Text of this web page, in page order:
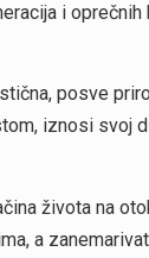
i
posve
iznosi svoj
života na
a